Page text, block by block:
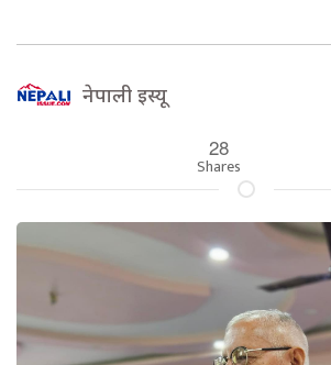
नेपाली इस्यू
28
Shares